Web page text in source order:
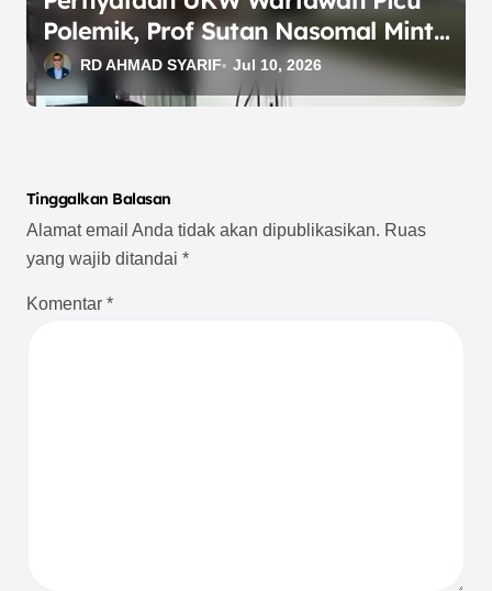
Polemik, Prof Sutan Nasomal Minta
PWI Bogor Klarifikasi
RD AHMAD SYARIF Jul 10, 2026
Tinggalkan Balasan
Alamat email Anda tidak akan dipublikasikan. Ruas
yang wajib ditandai *
Komentar *